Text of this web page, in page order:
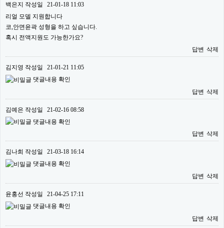
백은지 작성일
21-01-18 11:03
리얼 모델 지원합니다
코,안면윤곽 성형을 하고 싶습니다.
혹시 전액지원도 가능한가요?
답변 삭제
김지영 작성일
21-01-21 11:05
댓글내용 확인
답변 삭제
김예은 작성일
21-02-16 08:58
댓글내용 확인
답변 삭제
김나희 작성일
21-03-18 16:14
댓글내용 확인
답변 삭제
윤홍선 작성일
21-04-25 17:11
댓글내용 확인
답변 삭제